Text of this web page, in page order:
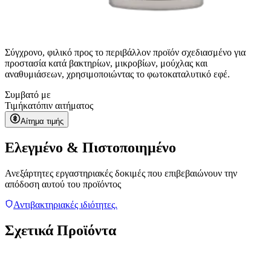
Σύγχρονο, φιλικό προς το περιβάλλον προϊόν σχεδιασμένο για
προστασία κατά βακτηρίων, μικροβίων, μούχλας και
αναθυμιάσεων, χρησιμοποιώντας το φωτοκαταλυτικό εφέ.
Συμβατό με
Τιμήκατόπιν αιτήματος
Αίτημα τιμής
Ελεγμένο & Πιστοποιημένο
Ανεξάρτητες εργαστηριακές δοκιμές που επιβεβαιώνουν την
απόδοση αυτού του προϊόντος
Αντιβακτηριακές ιδιότητες.
Σχετικά Προϊόντα